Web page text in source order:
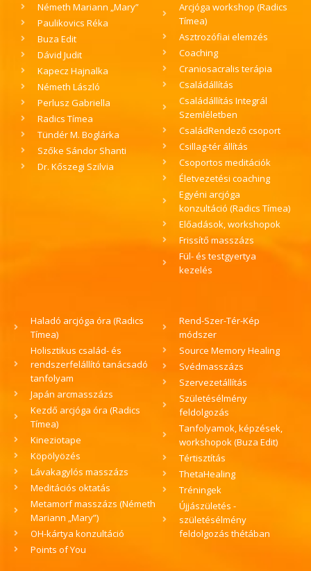
Németh Mariann „Mary”
Paulikovics Réka
Buza Edit
Dávid Judit
Kapecz Hajnalka
Németh László
Perlusz Gabriella
Radics Tímea
Tündér M. Boglárka
Szőke Sándor Shanti
Dr. Kőszegi Szilvia
Arcjóga workshop (Radics
Tímea)
Asztrozófiai elemzés
Coaching
Craniosacralis terápia
Családállítás
Családállítás Integrál
Szemléletben
CsaládRendező csoport
Csillag-tér állítás
Csoportos meditációk
Életvezetési coaching
Egyéni arcjóga
konzultáció (Radics Tímea)
Előadások, workshopok
Frissítő masszázs
Fül- és testgyertya
kezelés
Haladó arcjóga óra (Radics
Tímea)
Holisztikus család- és
rendszerfelállító tanácsadó
tanfolyam
Japán arcmasszázs
Kezdő arcjóga óra (Radics
Tímea)
Kineziotape
Köpölyözés
Lávakagylós masszázs
Meditációs oktatás
Metamorf masszázs (Németh
Mariann „Mary”)
OH-kártya konzultáció
Points of You
Rend-Szer-Tér-Kép
módszer
Source Memory Healing
Svédmasszázs
Szervezetállítás
Születésélmény
feldolgozás
Tanfolyamok, képzések,
workshopok (Buza Edit)
Tértisztítás
ThetaHealing
Tréningek
Újjászületés -
születésélmény
feldolgozás thétában